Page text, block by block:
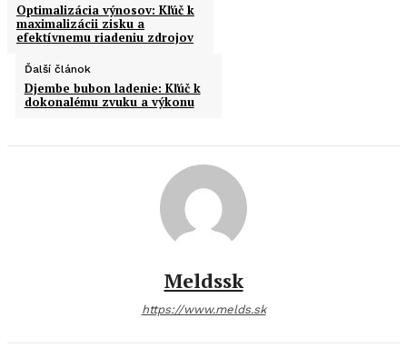
Optimalizácia výnosov: Kľúč k
maximalizácii zisku a
efektívnemu riadeniu zdrojov
Ďalší článok
Djembe bubon ladenie: Kľúč k
dokonalému zvuku a výkonu
Meldssk
https://www.melds.sk